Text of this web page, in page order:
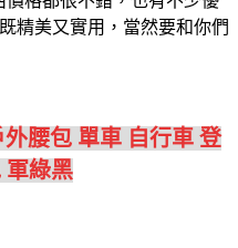
精美又實用，當然要和你們
腰包 單車 自行車 登
軍綠黑